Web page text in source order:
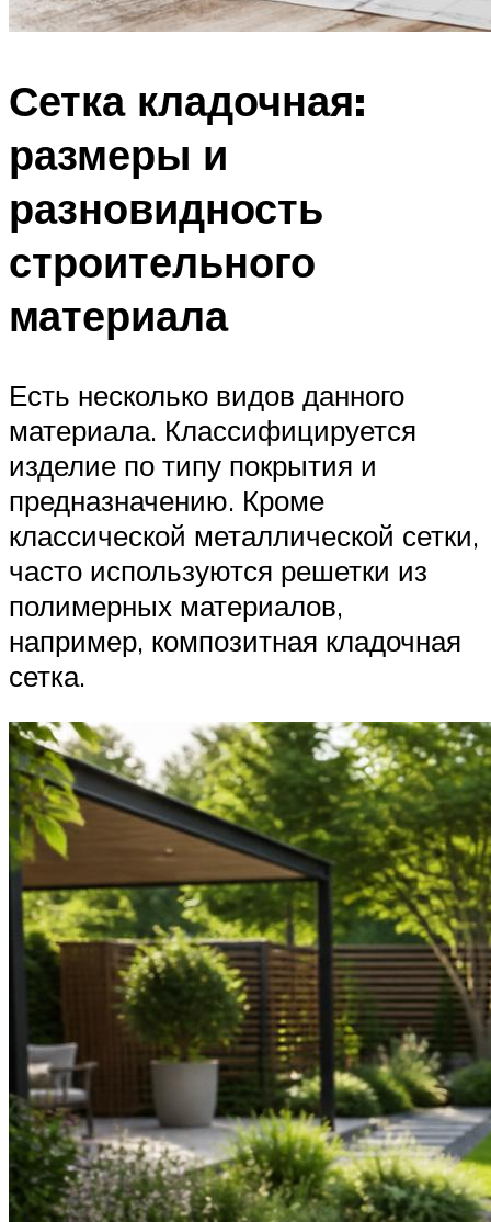
Сетка кладочная:
размеры и
разновидность
строительного
материала
Есть несколько видов данного
материала. Классифицируется
изделие по типу покрытия и
предназначению. Кроме
классической металлической сетки,
часто используются решетки из
полимерных материалов,
например, композитная кладочная
сетка.